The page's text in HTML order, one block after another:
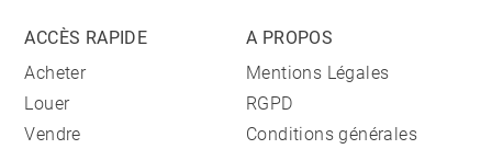
ACCÈS RAPIDE
Acheter
Louer
Vendre
A PROPOS
Mentions Légales
RGPD
Conditions générales